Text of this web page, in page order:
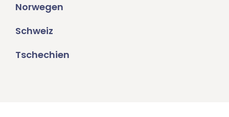
Norwegen
Schweiz
Tschechien